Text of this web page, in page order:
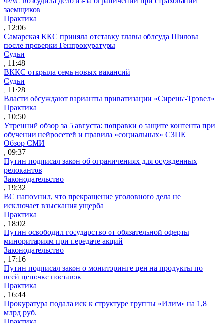
заемщиков
Практика
, 12:06
Самарская ККС приняла отставку главы облсуда Шилова
после проверки Генпрокуратуры
Судьи
, 11:48
ВККС открыла семь новых вакансий
Судьи
, 11:28
Власти обсуждают варианты приватизации «Сирены-Трэвел»
Практика
, 10:50
Утренний обзор за 5 августа: поправки о защите контента при
обучении нейросетей и правила «социальных» СЗПК
Обзор СМИ
, 09:37
Путин подписал закон об ограничениях для осужденных
релокантов
Законодательство
, 19:32
ВС напомнил, что прекращение уголовного дела не
исключает взыскания ущерба
Практика
, 18:02
Путин освободил государство от обязательной оферты
миноритариям при передаче акций
Законодательство
, 17:16
Путин подписал закон о мониторинге цен на продукты по
всей цепочке поставок
Практика
, 16:44
Прокуратура подала иск к структуре группы «Илим» на 1,8
млрд руб.
Практика